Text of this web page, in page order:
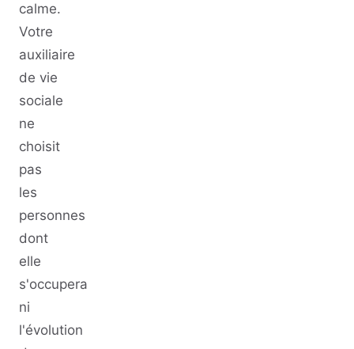
calme.
Votre
auxiliaire
de vie
sociale
ne
choisit
pas
les
personnes
dont
elle
s'occupera
ni
l'évolution